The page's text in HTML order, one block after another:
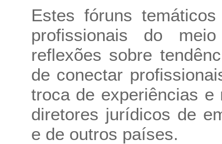
Estes fóruns
profissionais do
reflexões sobre
de conectar
troca de experiências e
diretores jurídicos de
e de outros países.